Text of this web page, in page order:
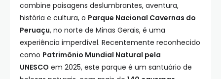
combine paisagens deslumbrantes, aventura,
história e cultura, o Parque Nacional Cavernas do
Peruaçu, no norte de Minas Gerais, é uma
experiência imperdível. Recentemente reconhecido
como Patrimônio Mundial Natural pela
UNESCO em 2025, este parque é um santuário de